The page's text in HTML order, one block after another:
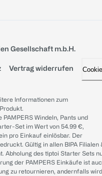
Gesellschaft m.b.H.
Vertrag widerrufen
Informationen zum
Windeln, Pants und
Set im Wert von 54.99 €,
pro Einkauf einlösbar. Der
Gültig in allen BIPA Filialen
Abholung des tiptoi Starter Sets
der PAMPERS Einkäufe ist
zu retournieren, andernfalls wird